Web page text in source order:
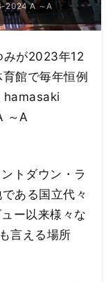
2024 A ～A
が2023年12
館で毎年恒例
hamasaki
～A
トダウン・ラ
ある国立代々
ー以来様々な
言える場所